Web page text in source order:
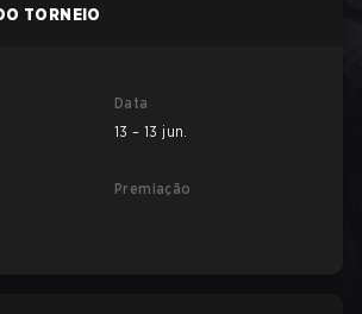
TORNEIO
Data
13 – 13 jun.
Premiação